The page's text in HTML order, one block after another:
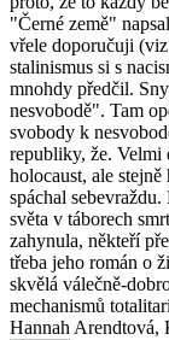
"Černé země"
vřele doporučuji
stalinismus si s
mnohdy předčil.
nesvobodě". Tam
svobody k
republiky, že.
holocaust, ale
spáchal
světa v táborech
zahynula, někteří
třeba jeho román o
skvělá válečně-
mechanismů
Hannah Arendtová,